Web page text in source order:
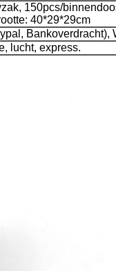
150pcs/
40*29*29cm
Bankoverdracht),
lucht, express.